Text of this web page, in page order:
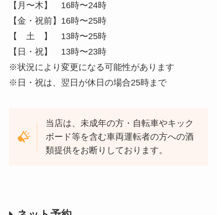
【月〜木】 16時〜24時
【金・祝前】16時〜25時
【 土 】 13時〜25時
【日・祝】 13時〜23時
※状況により変更になる可能性があります
※日・祝は、翌日が休日の場合25時まで
当店は、未成年の方・自転車やキック
ボード等を含む車両運転者の方への酒
類提供をお断りしております。